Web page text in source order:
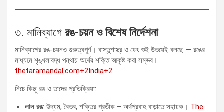
৩. মানিব্যাগে রঙ-চয়ন ও বিশেষ নির্দেশনা
মানিব্যাগের রঙ-চয়নও গুরুত্বপূর্ণ। বাস্তুশাস্ত্র ও ফেং শুই উভয়েই বলছে — রঙের
মাধ্যমে শৃঙ্খলাবদ্ধ পন্থায় অর্থের শক্তি আকৃষ্ট করা সম্ভব।
thetaramandal.com+2India+2
নিচে কিছু রঙ ও তাদের প্রতিক্রিয়া:
লাল রঙ: উদ্যম, বৈভব, শক্তির প্রতীক – অর্থপ্রবাহ বাড়াতে সহায়ক। The